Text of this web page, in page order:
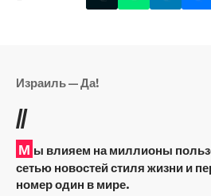
Израиль — Да!
//
М ы влияем на миллионы
сетью новостей стиля жизни и
номер один в мире.